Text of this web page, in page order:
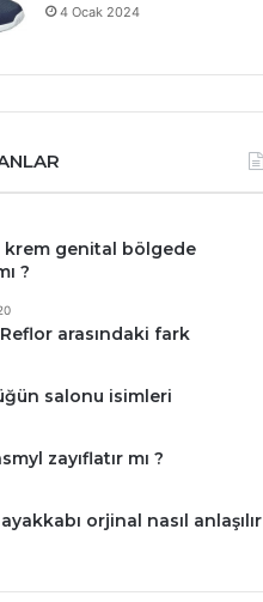
4 Ocak 2024
krem genital bölgede
?
arasındaki fark
salonu isimleri
zayıflatır mı ?
orjinal nasıl anlaşılır